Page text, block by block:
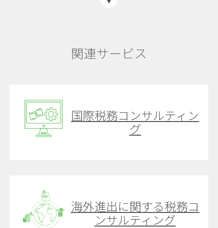
関連サービス
国際税務コンサルティン
グ
海外進出に関する税務コ
ンサルティング